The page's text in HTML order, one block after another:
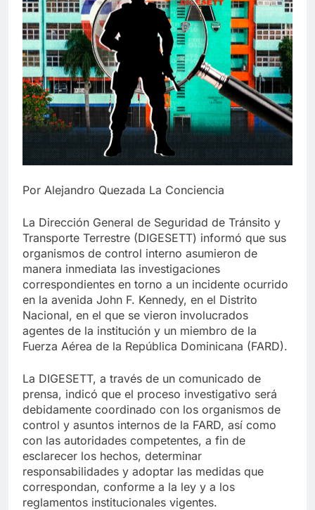
Por Alejandro Quezada La Conciencia
La Dirección General de Seguridad de Tránsito y
Transporte Terrestre (DIGESETT) informó que sus
organismos de control interno asumieron de
manera inmediata las investigaciones
correspondientes en torno a un incidente ocurrido
en la avenida John F. Kennedy, en el Distrito
Nacional, en el que se vieron involucrados
agentes de la institución y un miembro de la
Fuerza Aérea de la República Dominicana (FARD).
La DIGESETT, a través de un comunicado de
prensa, indicó que el proceso investigativo será
debidamente coordinado con los organismos de
control y asuntos internos de la FARD, así como
con las autoridades competentes, a fin de
esclarecer los hechos, determinar
responsabilidades y adoptar las medidas que
correspondan, conforme a la ley y a los
reglamentos institucionales vigentes.